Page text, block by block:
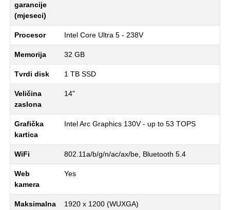
garancije
(mjeseci)
Procesor Intel Core Ultra 5 - 238V
Memorija 32 GB
Tvrdi disk 1 TB SSD
Veličina
zaslona
14"
Grafička
kartica
Intel Arc Graphics 130V - up to 53 TOPS
WiFi 802.11a/b/g/n/ac/ax/be, Bluetooth 5.4
Web
kamera
Yes
Maksimalna
1920 x 1200 (WUXGA)